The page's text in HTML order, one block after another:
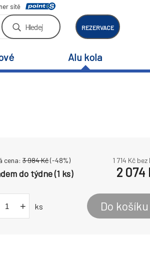
sítě
Hledej REZERVACE
Alu kola
cena: 3 984Kč(-48%) 1 714 Kč bez
do týdne (1 ks) 2 074
+ ks Do košíku